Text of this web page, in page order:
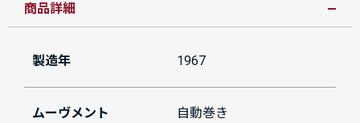
商品詳細
製造年 1967
ムーヴメント 自動巻き